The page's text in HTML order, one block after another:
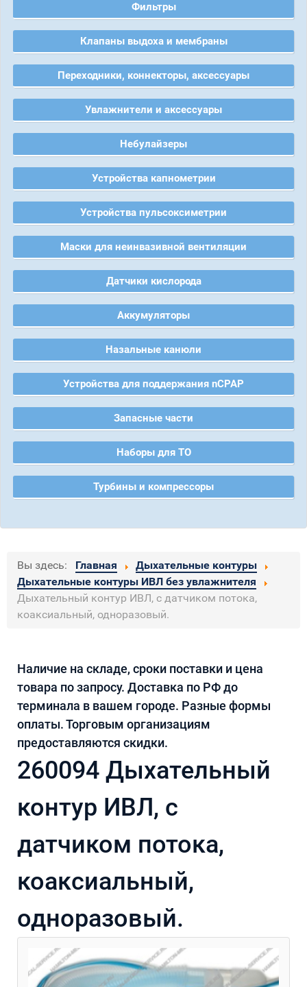
Фильтры
Клапаны выдоха и мембраны
Переходники, коннекторы, аксессуары
Увлажнители и аксессуары
Небулайзеры
Устройства капнометрии
Устройства пульсоксиметрии
Маски для неинвазивной вентиляции
Датчики кислорода
Аккумуляторы
Назальные канюли
Устройства для поддержания nCPAP
Запасные части
Наборы для ТО
Турбины и компрессоры
Вы здесь: Главная
Дыхательные контуры
Дыхательные контуры ИВЛ без увлажнителя
Дыхательный контур ИВЛ, с датчиком потока,
коаксиальный, одноразовый.
Наличие на складе, сроки поставки и цена
товара по запросу. Доставка по РФ до
терминала в вашем городе. Разные формы
оплаты. Торговым организациям
предоставляются скидки.
260094 Дыхательный
контур ИВЛ, с
датчиком потока,
коаксиальный,
одноразовый.